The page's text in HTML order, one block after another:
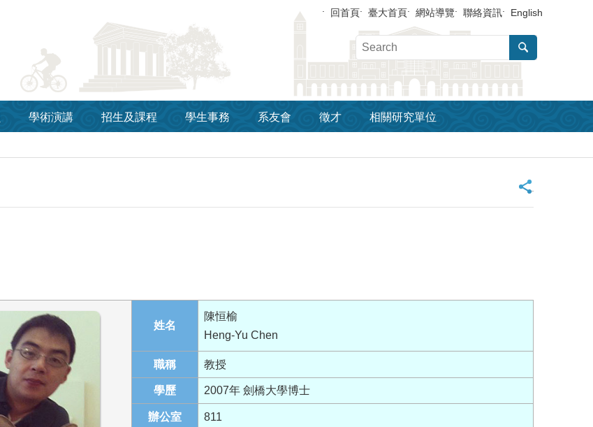
回首頁 臺大首頁 網站導覽 聯絡資訊 English
學術演講 招生及課程 學生事務 系友會 徵才 相關研究單位
_
姓名
陳恒榆
Heng-Yu Chen
職稱 教授
學歷 2007年 劍橋大學博士
辦公室 811